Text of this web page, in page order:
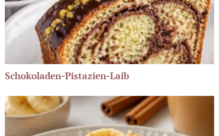
Schokoladen-Pistazien-Laib